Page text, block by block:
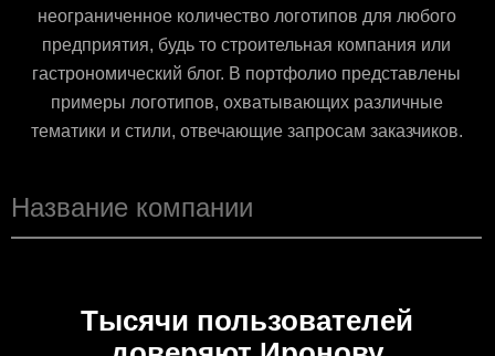
неограниченное количество логотипов для любого
предприятия, будь то строительная компания или
гастрономический блог. В портфолио представлены
примеры логотипов, охватывающих различные
тематики и стили, отвечающие запросам заказчиков.
Тысячи пользователей